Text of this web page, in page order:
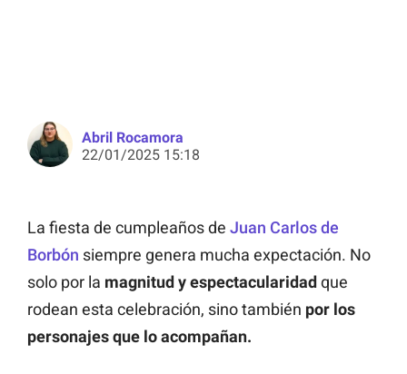
Abril Rocamora
22/01/2025 15:18
La fiesta de cumpleaños de Juan Carlos de
Borbón siempre genera mucha expectación. No
solo por la magnitud y espectacularidad que
rodean esta celebración, sino también por los
personajes que lo acompañan.